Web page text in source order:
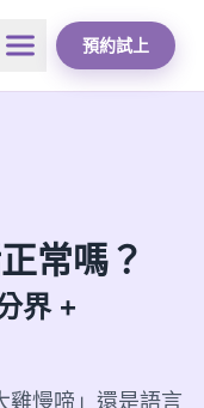
預約試上
常嗎？
界 +
雞慢啼」還是語言